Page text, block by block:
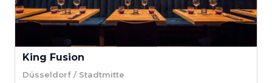
King Fusion
Düsseldorf / Stadtmitte